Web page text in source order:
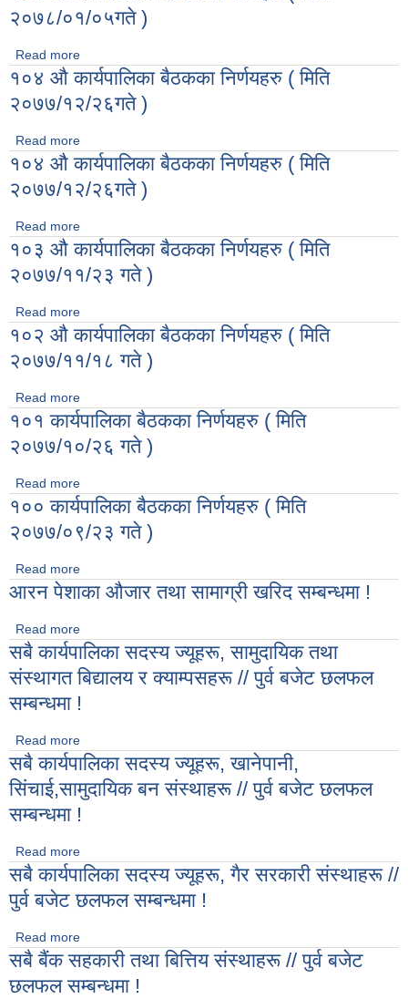
२०७८/०१/०५गते )
Read more
)
१०४ औ कार्यपालिका बैठकका निर्णयहरु ( मिति
२०७७/१२/२६गते )
Read more
)
१०४ औ कार्यपालिका बैठकका निर्णयहरु ( मिति
२०७७/१२/२६गते )
Read more
)
१०३ औ कार्यपालिका बैठकका निर्णयहरु ( मिति
२०७७/११/२३ गते )
Read more
)
१०२ औ कार्यपालिका बैठकका निर्णयहरु ( मिति
२०७७/११/१८ गते )
Read more
)
१०१ कार्यपालिका बैठकका निर्णयहरु ( मिति
२०७७/१०/२६ गते )
Read more
१०० कार्यपालिका बैठकका निर्णयहरु ( मिति
२०७७/०९/२३ गते )
Read more
आरन पेशाका औजार तथा सामाग्री खरिद सम्बन्धमा !
Read more
सबै कार्यपालिका सदस्य ज्यूहरू, सामुदायिक तथा
संस्थागत बिद्यालय र क्याम्पसहरू // पुर्व बजेट छलफल
सम्बन्धमा !
Read more
र क्याम्पसहरू // पुर्व बजेट छलफल सम्बन्धमा !
सबै कार्यपालिका सदस्य ज्यूहरू, खानेपानी,
सिंचाई,सामुदायिक बन संस्थाहरू // पुर्व बजेट छलफल
सम्बन्धमा !
Read more
संस्थाहरू // पुर्व बजेट छलफल सम्बन्धमा !
सबै कार्यपालिका सदस्य ज्यूहरू, गैर सरकारी संस्थाहरू //
पुर्व बजेट छलफल सम्बन्धमा !
Read more
छलफल सम्बन्धमा !
सबै बैंक सहकारी तथा बित्तिय संस्थाहरू // पुर्व बजेट
छलफल सम्बन्धमा !